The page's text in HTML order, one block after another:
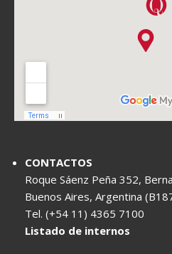
CONTACTOS
Roque Sáenz Peña 352,
Buenos Aires, Argentina
Tel. (+54 11) 4365 7100
Listado de internos